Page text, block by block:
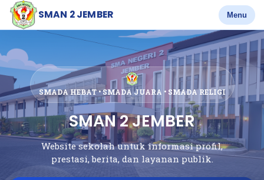
SMAN 2 JEMBER Menu
SMADA HEBAT • SMADA JUARA • SMADA RELIGI
SMAN 2 JEMBER
Website sekolah untuk informasi profil,
prestasi, berita, dan layanan publik.